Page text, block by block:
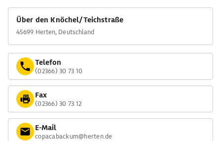
Über den Knöchel/Teichstraße
45699 Herten, Deutschland
Telefon
(02366) 30 73 10
Fax
(02366) 30 73 12
E-Mail
copacabackum@herten.de